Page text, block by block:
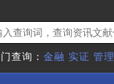
查询： 金融 实证 管理